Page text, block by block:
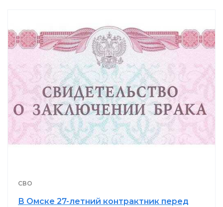
СВО
В Омске 27-летний контрактник перед